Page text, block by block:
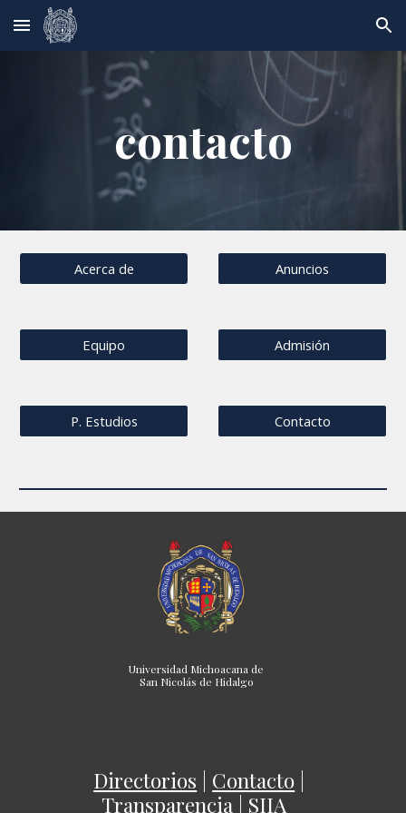
Skip to main content Skip to navigation
contacto
Acerca de Anuncios
Equipo Admisión
P. Estudios Contacto
Universidad Michoacana de
San Nicolás de Hidalgo
Directorios Contacto
Transparencia| SIIA